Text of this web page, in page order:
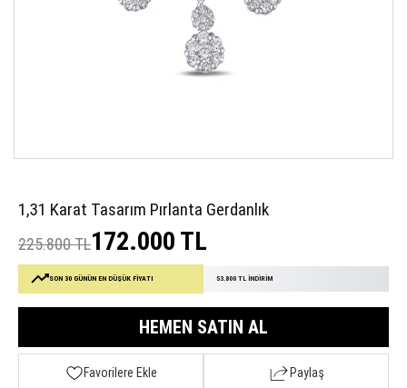
1,31 Karat Tasarım Pırlanta Gerdanlık
225.800 TL172.000 TL
SON 30 GÜNÜN EN DÜŞÜK FİYATI 53.800 TL İNDİRİM
HEMEN SATIN AL
Favorilere Ekle Paylaş